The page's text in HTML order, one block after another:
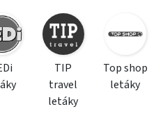
TIP
travel
letáky
Top shop
letáky